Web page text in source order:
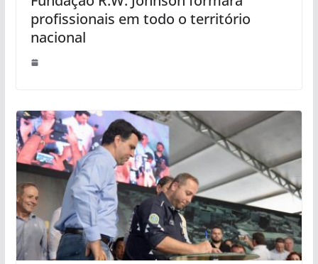
profissionais em todo o território
nacional